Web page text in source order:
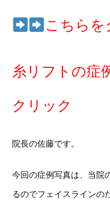
こちらを
糸リフトの症
クリック
院長の佐藤です。
今回の症例写真は、当院
るのでフェイスラインの